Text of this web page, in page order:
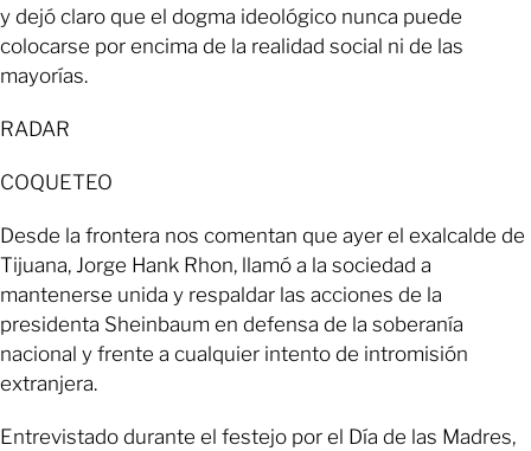
y dejó claro que el dogma ideológico nunca puede
colocarse por encima de la realidad social ni de las
mayorías.
RADAR
COQUETEO
Desde la frontera nos comentan que ayer el exalcalde de
Tijuana, Jorge Hank Rhon, llamó a la sociedad a
mantenerse unida y respaldar las acciones de la
presidenta Sheinbaum en defensa de la soberanía
nacional y frente a cualquier intento de intromisión
extranjera.
Entrevistado durante el festejo por el Día de las Madres,